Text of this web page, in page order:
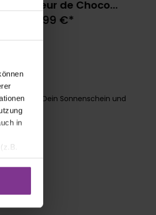
in
Fleur de Choco
Pralines
6,99 €*
werden Dein Sonnenschein und